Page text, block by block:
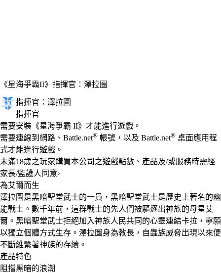
《星海爭霸II》 指揮官：澤拉圖
指揮官：澤拉圖
指揮官
價格
Available actions
需要安裝《星海爭霸 II》才能進行遊戲。
需要連線到網路、Battle.net® 帳號，以及 Battle.net® 桌面應用程
式才能進行遊戲。
未滿18歲之玩家購買本公司之遊戲點數、產品及/或服務時需經
家長/監護人同意◦
為艾爾而生
澤拉圖是黑暗聖堂武士的一員，黑暗聖堂武士是歷史上著名的幽
能戰士。數千年前，這群戰士的先人們被驅逐出神族的母星艾
爾。黑暗聖堂武士拒絕加入神族人民共同的心靈連結卡拉，寧願
以獨立個體方式生存。澤拉圖身為教長，自蟲族威脅出現以來便
不斷維繫著神族的存續。
產品特色
阻擋黑暗的浪潮